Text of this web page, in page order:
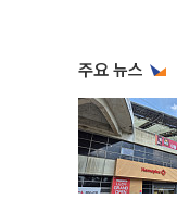
주요 뉴스